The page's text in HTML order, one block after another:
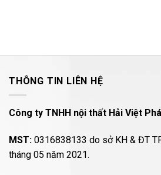
THÔNG TIN LIÊN HỆ
Công ty TNHH nội thất Hải Việt
MST: 0316838133 do sở KH & ĐT
tháng 05 năm 2021.